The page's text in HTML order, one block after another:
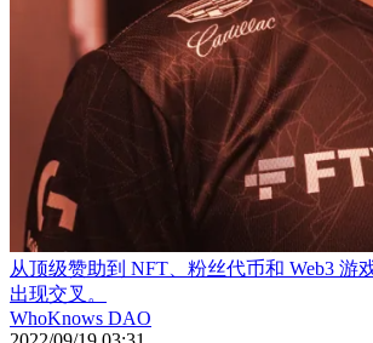
从顶级赞助到 NFT、粉丝代币和 Web3 游
出现交叉。
WhoKnows DAO